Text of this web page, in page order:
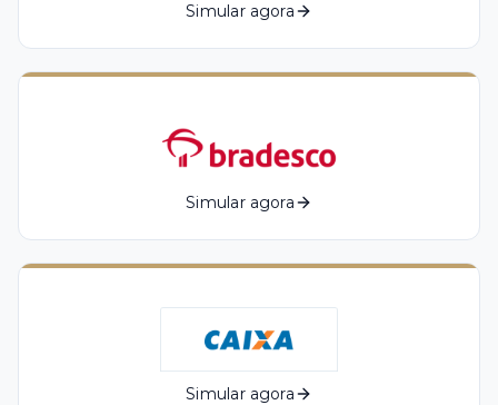
Simular agora
Simular agora
Simular agora